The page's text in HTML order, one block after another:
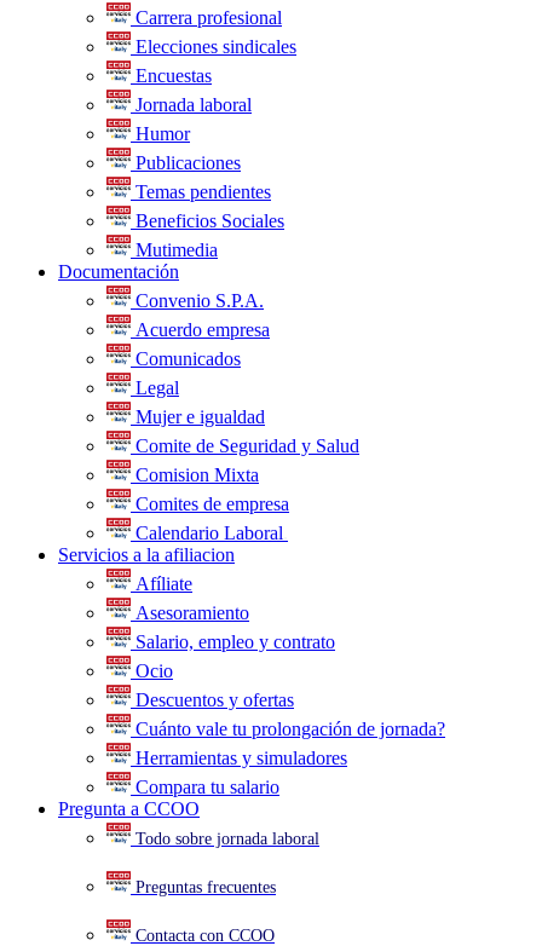
Carrera profesional
Elecciones sindicales
Encuestas
Jornada laboral
Humor
Publicaciones
Temas pendientes
Beneficios Sociales
Mutimedia
Documentación
Convenio S.P.A.
Acuerdo empresa
Comunicados
Legal
Mujer e igualdad
Comite de Seguridad y Salud
Comision Mixta
Comites de empresa
Calendario Laboral
Servicios a la afiliacion
Afíliate
Asesoramiento
Salario, empleo y contrato
Ocio
Descuentos y ofertas
Cuánto vale tu prolongación de jornada?
Herramientas y simuladores
Compara tu salario
Pregunta a CCOO
Todo sobre jornada laboral
Preguntas frecuentes
Contacta con CCOO